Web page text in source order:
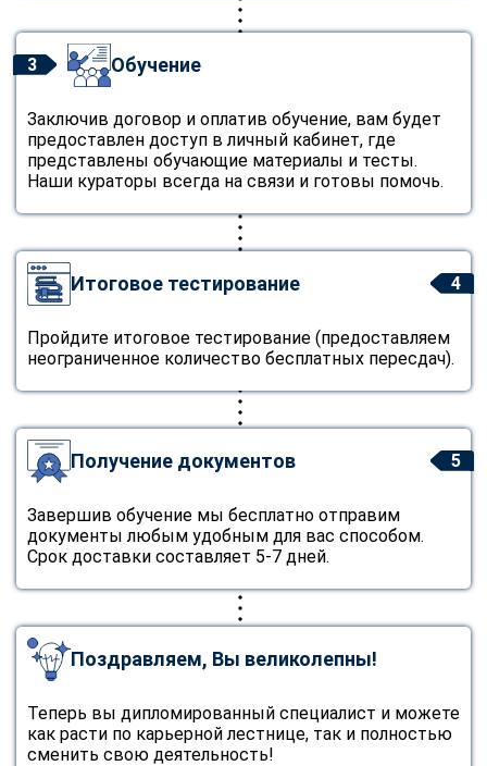
3 Обучение
Заключив договор и оплатив обучение, вам будет
предоставлен доступ в личный кабинет, где
представлены обучающие материалы и тесты.
Наши кураторы всегда на связи и готовы помочь.
4
Итоговое тестирование
Пройдите итоговое тестирование (предоставляем
неограниченное количество бесплатных пересдач).
5
Получение документов
Завершив обучение мы бесплатно отправим
документы любым удобным для вас способом.
Срок доставки составляет 5-7 дней.
Поздравляем, Вы великолепны!
Теперь вы дипломированный специалист и можете
как расти по карьерной лестнице, так и полностью
сменить свою деятельность!